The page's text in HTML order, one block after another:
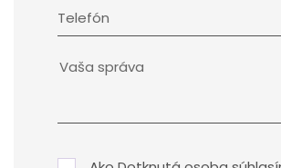
Telefón